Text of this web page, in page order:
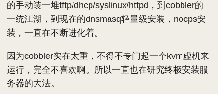
的手动装一堆tftp/dhcp/syslinux/httpd，到cobbler的
一统江湖，到现在的dnsmasq轻量级安装，nocps安
装，一直在不断进化着。
因为cobbler实在太重，不得不专门起一个kvm虚机来
运行，完全不喜欢啊。所以一直也在研究终极安装服
务器的大法。